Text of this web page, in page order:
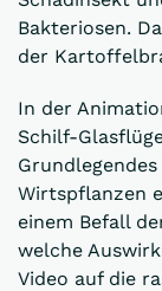
Bakteriosen.
der
In der
Schilf-
Wirtspflanzen
einem Befall
welche
Video auf die